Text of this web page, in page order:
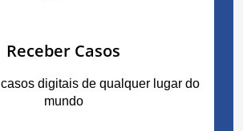
Receber Casos
digitais de qualquer lugar do
mundo